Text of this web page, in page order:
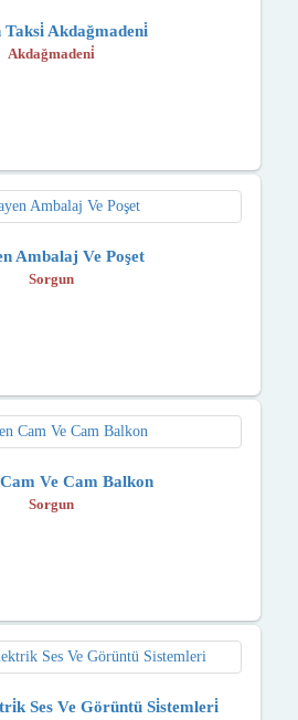
Taksi̇ Akdağmadeni̇
Akdağmadeni̇
Ambalaj Ve Poşet
Sorgun
Ve Cam Balkon
Sorgun
Ses Ve Görüntü Si̇stemleri̇